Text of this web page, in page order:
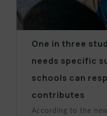
One in three
needs specific
schools can
contributes
According to the